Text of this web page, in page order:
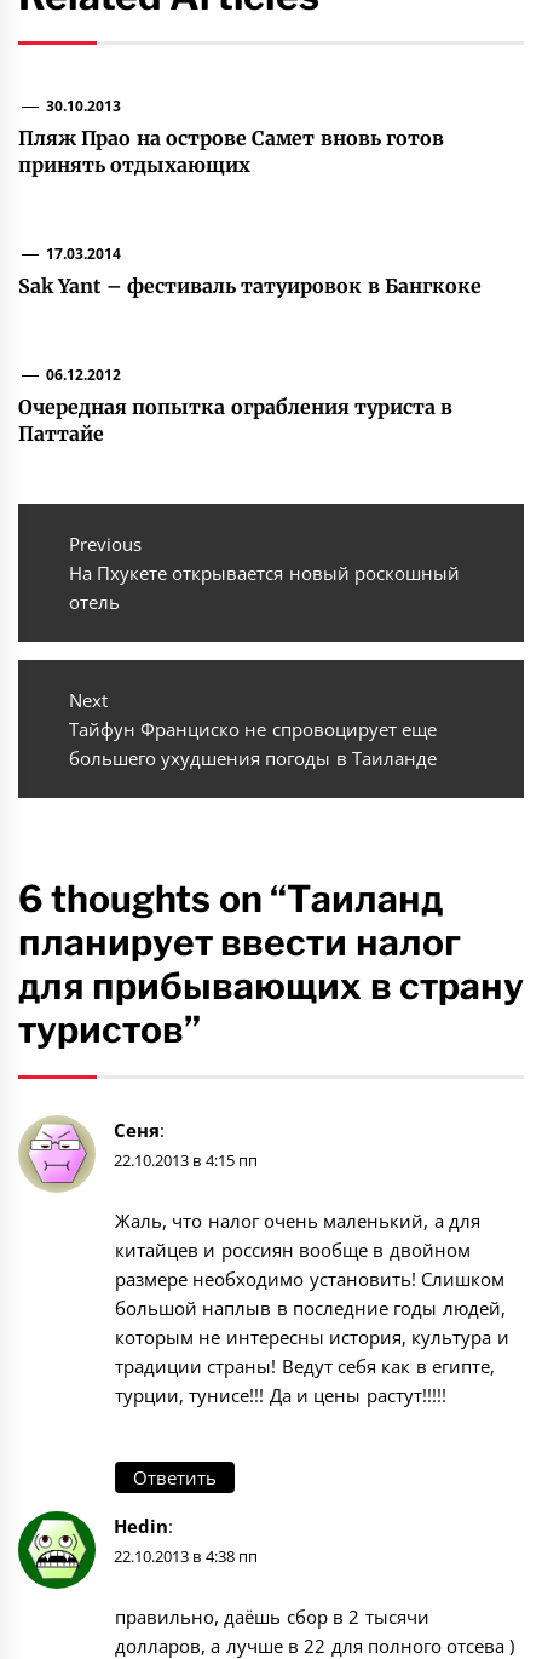
30.10.2013
Пляж Прао на острове Самет вновь готов
принять отдыхающих
17.03.2014
Sak Yant – фестиваль татуировок в Бангкоке
06.12.2012
Очередная попытка ограбления туриста в
Паттайе
Навигация
записям
Previous
Previous
post:
На Пхукете открывается новый роскошный
отель
Next
Next
post:
Тайфун Франциско не спровоцирует еще
большего ухудшения погоды в Таиланде
6 thoughts on “Таиланд
планирует ввести налог
для прибывающих в страну
туристов”
Сеня:
22.10.2013 в 4:15 пп
Жаль, что налог очень маленький, а для
китайцев и россиян вообще в двойном
размере необходимо установить! Слишком
большой наплыв в последние годы людей,
которым не интересны история, культура и
традиции страны! Ведут себя как в египте,
турции, тунисе!!! Да и цены растут!!!!!
Ответить
Hedin:
22.10.2013 в 4:38 пп
правильно, даёшь сбор в 2 тысячи
долларов, а лучше в 22 для полного отсева )